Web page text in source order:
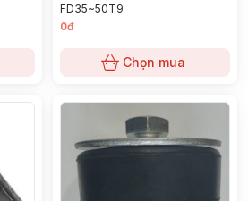
FD35~50T9
0đ
Chọn mua